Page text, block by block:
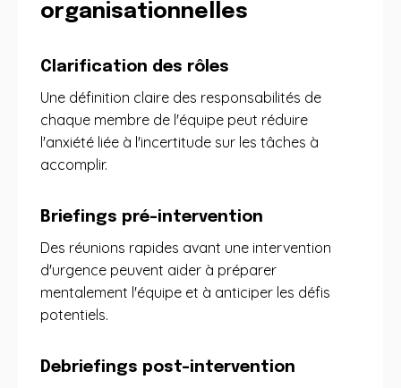
organisationnelles
Clarification des rôles
Une définition claire des responsabilités de
chaque membre de l'équipe peut réduire
l'anxiété liée à l'incertitude sur les tâches à
accomplir.
Briefings pré-intervention
Des réunions rapides avant une intervention
d'urgence peuvent aider à préparer
mentalement l'équipe et à anticiper les défis
potentiels.
Debriefings post-intervention